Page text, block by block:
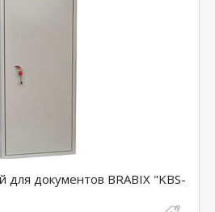
для документов BRABIX "KBS-